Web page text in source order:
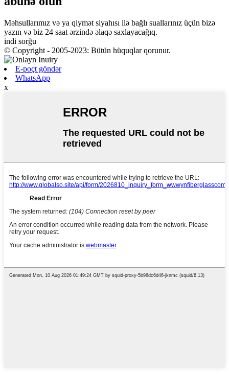
Məhsullarımız və ya qiymət siyahısı ilə bağlı suallarınız üçün bizə
yazın və biz 24 saat ərzində əlaqə saxlayacağıq.
indi sorğu
© Copyright - 2005-2023: Bütün hüquqlar qorunur.
E-poçt göndər
WhatsApp
x